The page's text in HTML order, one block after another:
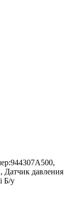
Датчик давления
Б/у